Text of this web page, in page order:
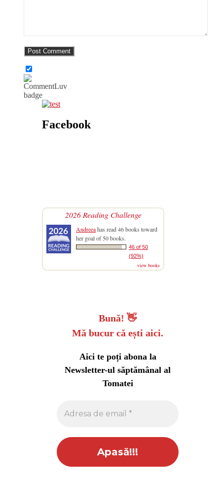
Facebook
2026 Reading Challenge
Andreeahas read 46 books toward
her goal of 50 books.
46 of 50
(92%)
view books
Bună! 👋
Mă bucur că ești aici.
Aici te poți abona la
Newsletter-ul săptămânal al
Tomatei